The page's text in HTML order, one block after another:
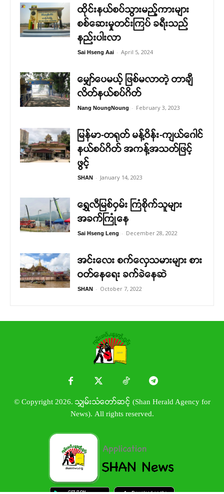
ထိုင်းနယ်စပ်သွားမည့်ကားများ
စစ်ဆေးမှုတင်းကြပ် ခရီးသည်
နည်းပါးလာ
Sai Hseng Aai - April 5, 2024
မျှော်ပေမယ့် ဖြစ်မလာတဲ့ တာချီ
လိတ်နယ်စပ်ဂိတ်
Nang NoungNoung - February 3, 2023
မြန်မာ-တရုတ် မန့်ဝိန်း-ကျယ်ဂေါင်
နယ်စပ်ဂိတ် အကန့်အသတ်ဖြင့်
ဖွင့်
SHAN - January 14, 2023
ရွှေလီမြစ်ဝှမ်း ကြံစိုက်သူများ
အခက်ကြုံနေ
Sai Hseng Leng - December 28, 2022
အင်းလေး စက်လှေသမားများ စား
ဝတ်နေရေး ခက်ခဲနေဆဲ
SHAN - October 7, 2022
© Copyright 2026. သျှမ်းသံတော်ဆင့် (Shan Herald Agency for
News). All rights reserved.